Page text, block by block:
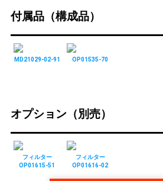
付属品（構成品）
MD21029-02-91 OP01535-70
オプション（別売）
フィルター
OP01615-51
フィルター
OP01616-02